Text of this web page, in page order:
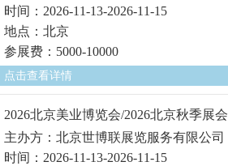
时间：2026-11-13-2026-11-15
地点：北京
参展费：5000-10000
点击查看详情
2026北京美业博览会/2026北京秋季展会
主办方：北京世博联展览服务有限公司
时间：2026-11-13-2026-11-15